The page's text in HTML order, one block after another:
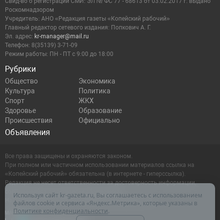
Рубрики
Общество
Экономика
Культура
Политика
Спорт
ЖКХ
Здоровье
Образование
Происшествия
Официально
Объявления
Роскомнадзором
Учредитель: АНО «Редакция газеты «Копейский рабочий»
Главный редактор сетевого издания: Попкович А. Г.
Эл. адрес: kr-manager@mail.ru
Телефон: 8(35139) 3-71-09
Режим работы: ПН - ПТ с 9:00 до 18:00
Все права защищены и охраняются законом.
При полном или частичном использовании материалов ссылка на
«Копейский рабочий» обязательна (в интернете - гиперссылка).
Редакция не несет ответственности за достоверность информации,
содержащейся в рекламных объявлениях.
Настоящий ресурс может содержать материалы 16+
Используя сайт kr-gazeta.ru, Вы соглашаетесь с использованием
файлов cookie и сервиса «Яндекс.Метрика», которые указаны в
Политике конфиденциальности.